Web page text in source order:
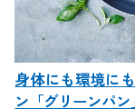
身体にも環境に
ン「グリーンパン」